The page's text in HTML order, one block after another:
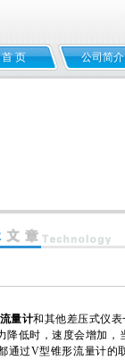
首 页 公司简介
量计和其他差压式仪
降低时，速度会增加，
通过V型锥形流量计的